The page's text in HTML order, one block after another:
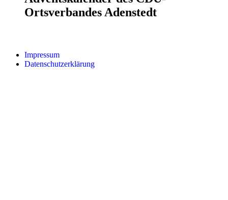
Ortsverbandes Adenstedt
Impressum
Datenschutzerklärung